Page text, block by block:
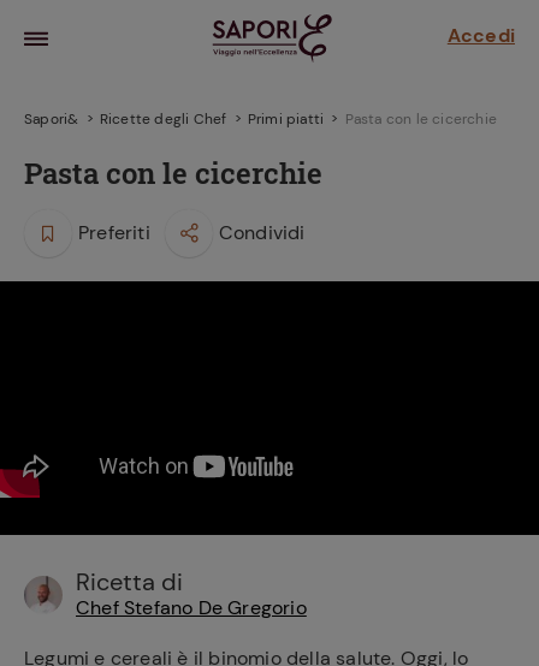
Accedi
e
Sapori& Ricette degli Chef Primi piatti Pasta con le cicerchie
Pasta con le cicerchie
Preferiti Condividi
Ricetta di
Chef Stefano De Gregorio
Legumi e cereali è il binomio della salute. Oggi, lo